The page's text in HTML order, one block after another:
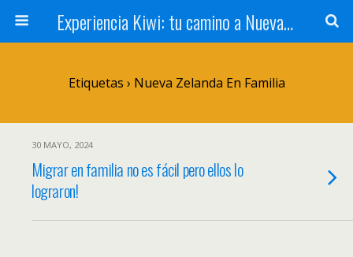
Experiencia Kiwi: tu camino a Nueva Zelanda
Etiquetas › Nueva Zelanda En Familia
30 MAYO, 2024
Migrar en familia no es fácil pero ellos lo
lograron!